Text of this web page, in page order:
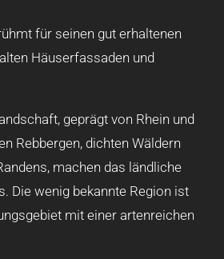
für seinen gut erhaltenen
Häuserfassaden und
geprägt von Rhein und
Rebbergen, dichten Wäldern
machen das ländliche
Die wenig bekannte Region ist
mit einer artenreichen